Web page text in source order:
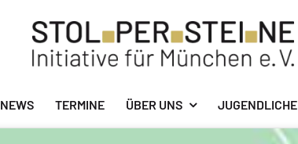
NEWS TERMINE ÜBER UNS JUGENDLICHE